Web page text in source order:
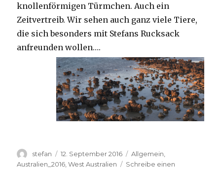
knollenförmigen Türmchen. Auch ein
Zeitvertreib. Wir sehen auch ganz viele Tiere,
die sich besonders mit Stefans Rucksack
anfreunden wollen….
Autor
stefan
Veröffentlicht
am
12. September 2016 Kategorien
Allgemein
Australien_2016 ,West Australien
Schreibe einen